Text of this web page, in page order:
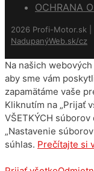
OCHRANA
2026 Profi-Motor.sk
NadupanýWeb.sk/cz
Na našich
aby sme vám
zapamätáme vaše
Kliknutím na „Prijať
VŠETKÝCH
„Nastavenie
súhlas. Prečítajte si